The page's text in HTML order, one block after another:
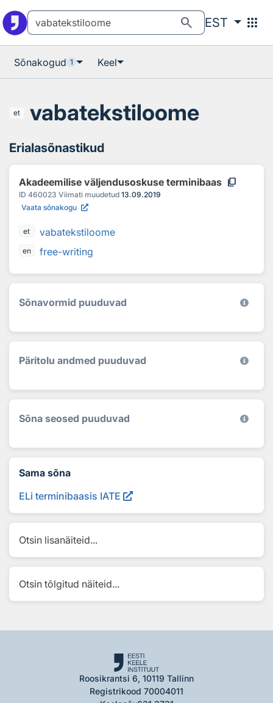
search EST apps
Sõnakogud 1 Keel
et vabatekstiloome
Erialasõnastikud
Akadeemilise väljendusoskuse terminibaas content_copy
ID 460023 Viimati muudetud 13.09.2019
Vaata sõnakogu
et vabatekstiloome
en free-writing
Sõnavormid puuduvad
Päritolu andmed puuduvad
Sõna seosed puuduvad
Sama sõna
ELi terminibaasis IATE
Otsin lisanäiteid...
Otsin tõlgitud näiteid...
Roosikrantsi 6, 10119 Tallinn
Registrikood 70004011